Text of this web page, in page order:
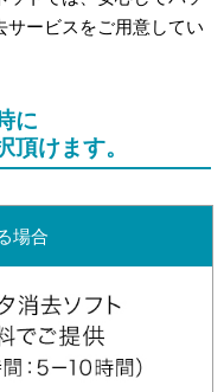
サービスをご用意してい
に
頂けます。
場合